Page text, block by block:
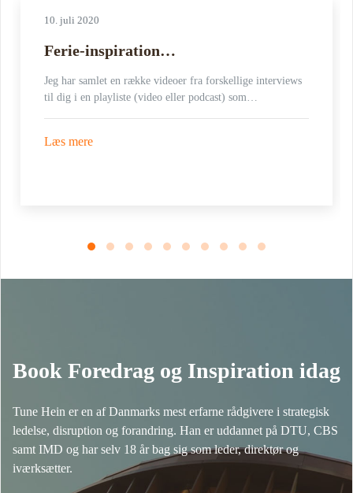
10. juli 2020
Ferie-inspiration…
Jeg har samlet en række videoer fra forskellige interviews
til dig i en playliste (video eller podcast) som…
Læs mere
Book Foredrag og Inspiration idag
Tune Hein er en af Danmarks mest erfarne rådgivere i strategisk
ledelse, disruption og forandring. Han er uddannet på DTU, CBS
samt IMD og har selv 18 år bag sig som leder, direktør og
iværksætter.